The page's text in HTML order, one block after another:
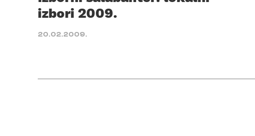
izbori 2009.
20.02.2009.